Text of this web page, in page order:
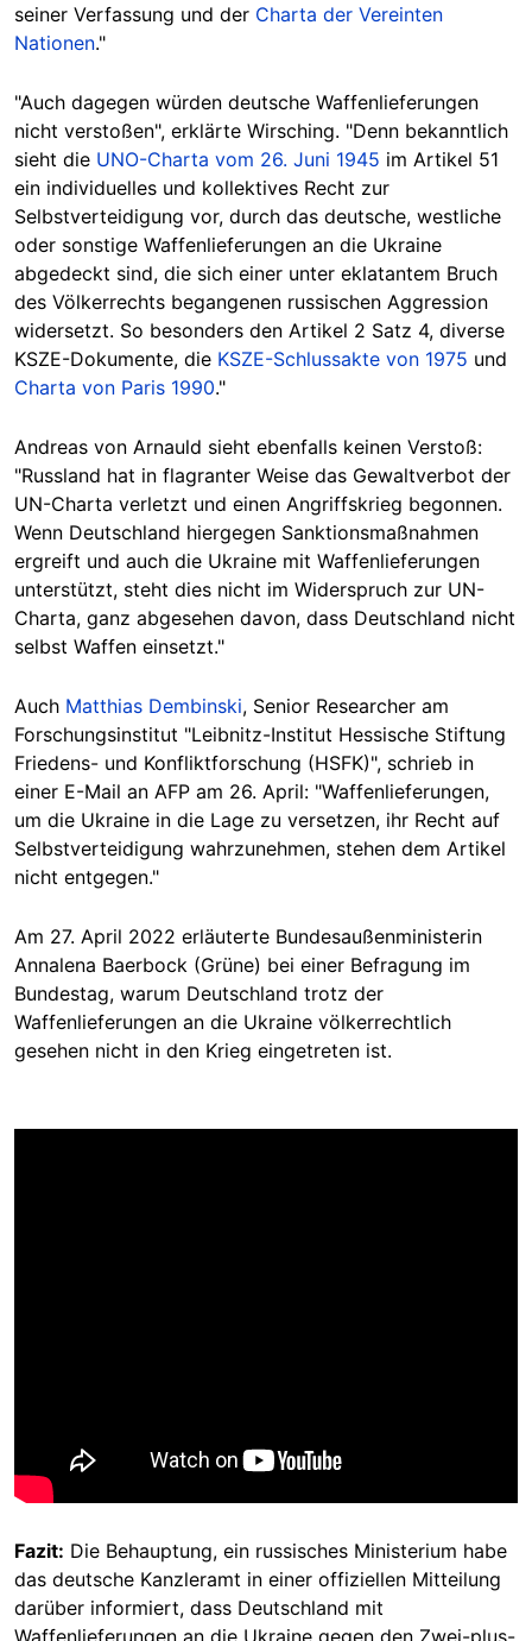
seiner Verfassung und der Charta der Vereinten
Nationen."
"Auch dagegen würden deutsche Waffenlieferungen
nicht verstoßen", erklärte Wirsching. "Denn bekanntlich
sieht die UNO-Charta vom 26. Juni 1945 im Artikel 51
ein individuelles und kollektives Recht zur
Selbstverteidigung vor, durch das deutsche, westliche
oder sonstige Waffenlieferungen an die Ukraine
abgedeckt sind, die sich einer unter eklatantem Bruch
des Völkerrechts begangenen russischen Aggression
widersetzt. So besonders den Artikel 2 Satz 4, diverse
KSZE-Dokumente, die KSZE-Schlussakte von 1975 und
Charta von Paris 1990."
Andreas von Arnauld sieht ebenfalls keinen Verstoß:
"Russland hat in flagranter Weise das Gewaltverbot der
UN-Charta verletzt und einen Angriffskrieg begonnen.
Wenn Deutschland hiergegen Sanktionsmaßnahmen
ergreift und auch die Ukraine mit Waffenlieferungen
unterstützt, steht dies nicht im Widerspruch zur UN-
Charta, ganz abgesehen davon, dass Deutschland nicht
selbst Waffen einsetzt."
Auch Matthias Dembinski, Senior Researcher am
Forschungsinstitut "Leibnitz-Institut Hessische Stiftung
Friedens- und Konfliktforschung (HSFK)", schrieb in
einer E-Mail an AFP am 26. April: "Waffenlieferungen,
um die Ukraine in die Lage zu versetzen, ihr Recht auf
Selbstverteidigung wahrzunehmen, stehen dem Artikel
nicht entgegen."
Am 27. April 2022 erläuterte Bundesaußenministerin
Annalena Baerbock (Grüne) bei einer Befragung im
Bundestag, warum Deutschland trotz der
Waffenlieferungen an die Ukraine völkerrechtlich
gesehen nicht in den Krieg eingetreten ist.
Fazit: Die Behauptung, ein russisches Ministerium habe
das deutsche Kanzleramt in einer offiziellen Mitteilung
darüber informiert, dass Deutschland mit